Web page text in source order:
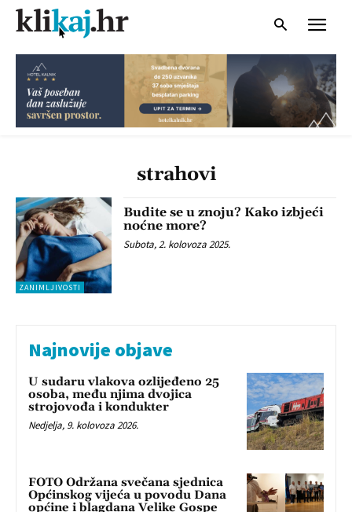
strahovi
ZANIMLJIVOSTI
Budite se u znoju? Kako izbjeći
noćne more?
Subota, 2. kolovoza 2025.
Najnovije objave
U sudaru vlakova ozlijeđeno 25
osoba, među njima dvojica
strojovođa i kondukter
Nedjelja, 9. kolovoza 2026.
FOTO Održana svečana sjednica
Općinskog vijeća u povodu Dana
općine i blagdana Velike Gospe